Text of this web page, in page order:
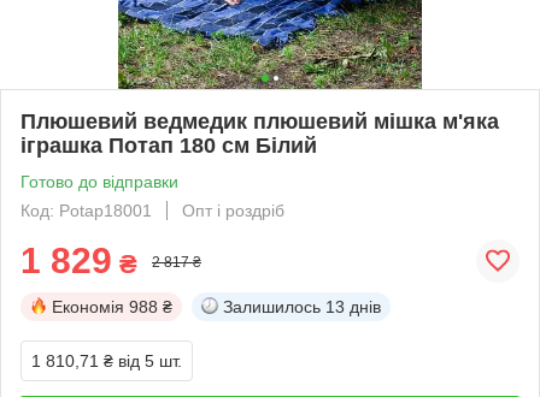
Плюшевий ведмедик плюшевий мішка м'яка
іграшка Потап 180 см Білий
Готово до відправки
Код: Potap18001
Опт і роздріб
1 829 ₴ 2 817 ₴
Економія 988 ₴ Залишилось 13 днів
1 810,71 ₴ від 5 шт.